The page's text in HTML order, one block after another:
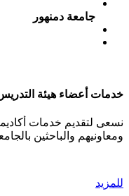
جامعة دمنهور
خدمات أعضاء هيئة
نسعى لتقديم خدمات
ومعاونيهم والباحثين
للمزيد